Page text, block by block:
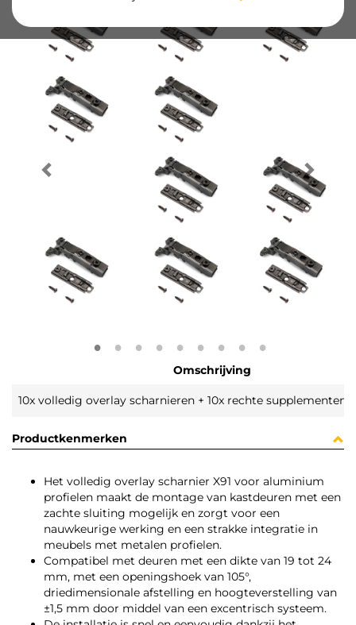
Omschrijving
10x volledig overlay scharnieren + 10x rechte supplementen
Productkenmerken
Het volledig overlay scharnier X91 voor aluminium
profielen maakt de montage van kastdeuren met een
zachte sluiting mogelijk en zorgt voor een
nauwkeurige werking en een strakke integratie in
meubels met metalen profielen.
Compatibel met deuren met een dikte van 19 tot 24
mm, met een openingshoek van 105°,
driedimensionale afstelling en hoogteverstelling van
±1,5 mm door middel van een excentrisch systeem.